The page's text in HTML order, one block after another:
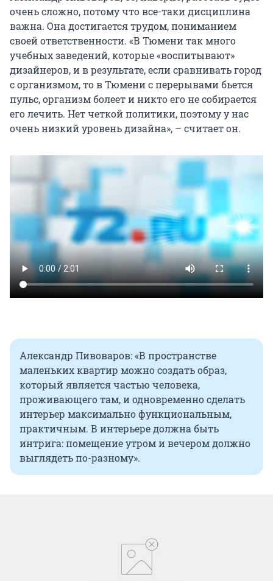
очень сложно, потому что все-таки дисциплина
важна. Она достигается трудом, пониманием
своей ответственности. «В Тюмени так много
учебных заведений, которые «воспитывают»
дизайнеров, и в результате, если сравнивать город
с организмом, то в Тюмени с перерывами бьется
пульс, организм болеет и никто его не собирается
его лечить. Нет четкой политики, поэтому у нас
очень низкий уровень дизайна», – считает он.
Александр Пивоваров: «В пространстве
маленьких квартир можно создать образ,
который является частью человека,
проживающего там, и одновременно сделать
интерьер максимально функциональным,
практичным. В интерьере должна быть
интрига: помещение утром и вечером должно
выглядеть по-разному».